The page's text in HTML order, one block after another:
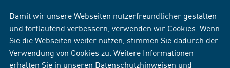
Damit wir unsere Webseiten nutzerfreundlicher gestalten
und fortlaufend verbessern, verwenden wir Cookies. Wenn
Sie die Webseiten weiter nutzen, stimmen Sie dadurch der
Verwendung von Cookies zu. Weitere Informationen
erhalten Sie in unseren Datenschutzhinweisen und